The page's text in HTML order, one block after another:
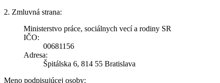
2. Zmluvná strana:
Ministerstvo práce, sociálnych vecí a rodiny SR
IČO:
00681156
Adresa:
Špitálska 6, 814 55 Bratislava
Meno podpisujúcej osoby: